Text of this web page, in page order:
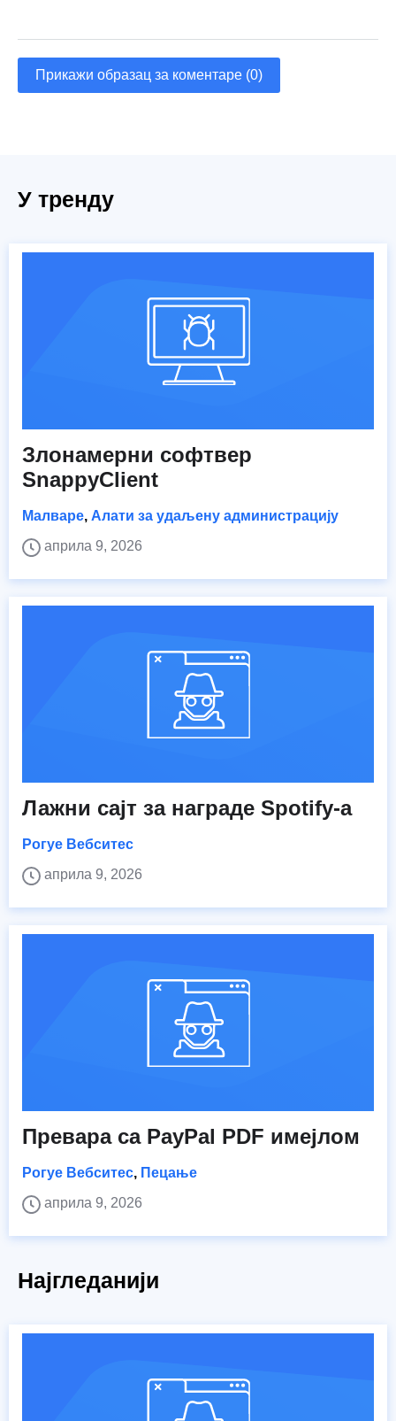
Прикажи образац за коментаре (0)
У тренду
Злонамерни софтвер
SnappyClient
Малваре, Алати за удаљену администрацију
априла 9, 2026
Лажни сајт за награде Spotify-а
Рогуе Вебситес
априла 9, 2026
Превара са PayPal PDF имејлом
Рогуе Вебситес, Пецање
априла 9, 2026
Најгледанији